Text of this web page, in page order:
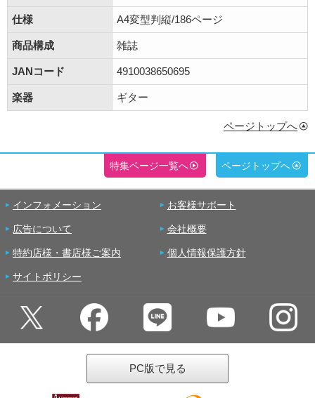
仕様 A4変型判縦/186ページ
商品構成 雑誌
JANコード 4910038650695
楽器 ギター
ページトップへ
特集ページ一覧へ ページトップへ
インフォメーション お客様サポート
広告について 会社概要
特約店様・書店様ご案内 個人情報保護方針
サイトポリシー
PC版で見る